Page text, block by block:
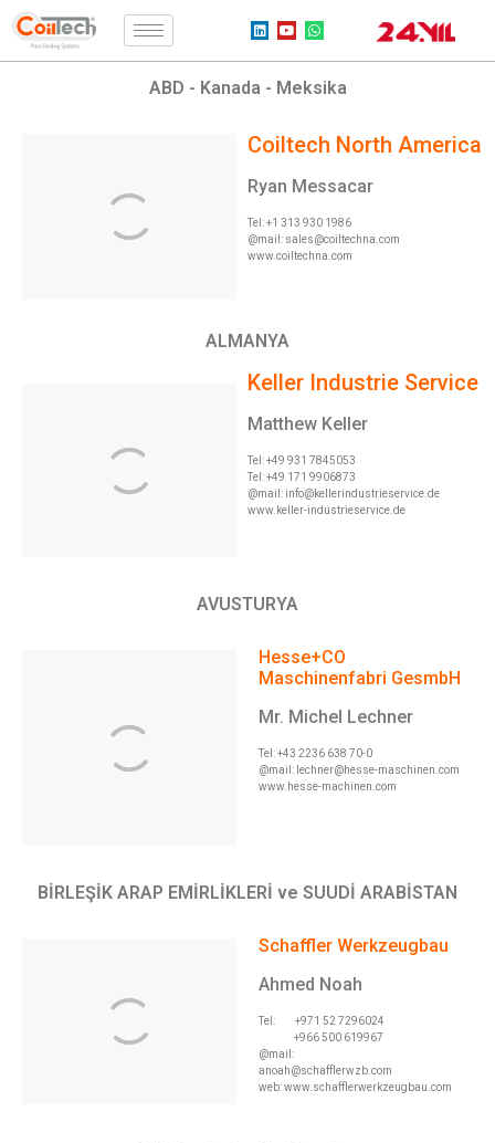
ABD - Kanada - Meksika
Coiltech North America
Ryan Messacar
Tel: +1 313 930 1986
@mail: sales@coiltechna.com
www.coiltechna.com
ALMANYA
Keller Industrie Service
Matthew Keller
Tel: +49 931 7845053
Tel: +49 171 9906873
@mail: info@kellerindustrieservice.de
www.keller-industrieservice.de
AVUSTURYA
Hesse+CO
Maschinenfabri GesmbH
Mr. Michel Lechner
Tel: +43 2236 638 70-0
@mail: lechner@hesse-maschinen.com
www.hesse-machinen.com
BİRLEŞİK ARAP EMİRLİKLERİ ve SUUDİ ARABİSTAN
Schaffler Werkzeugbau
Ahmed Noah
Tel:
+971 52 7296024
+966 500 619967
@mail:
anoah@schafflerwzb.com
web: www.schafflerwerkzeugbau.com